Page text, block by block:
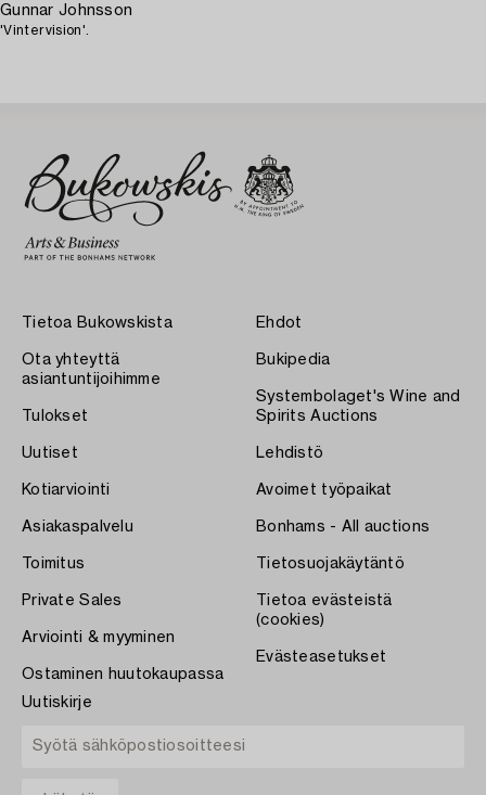
Gunnar Johnsson
'Vintervision'.
Tietoa Bukowskista
Ota yhteyttä
asiantuntijoihimme
Tulokset
Uutiset
Kotiarviointi
Asiakaspalvelu
Toimitus
Private Sales
Arviointi & myyminen
Ostaminen huutokaupassa
Ehdot
Bukipedia
Systembolaget's Wine and
Spirits Auctions
Lehdistö
Avoimet työpaikat
Bonhams - All auctions
Tietosuojakäytäntö
Tietoa evästeistä
(cookies)
Evästeasetukset
Uutiskirje